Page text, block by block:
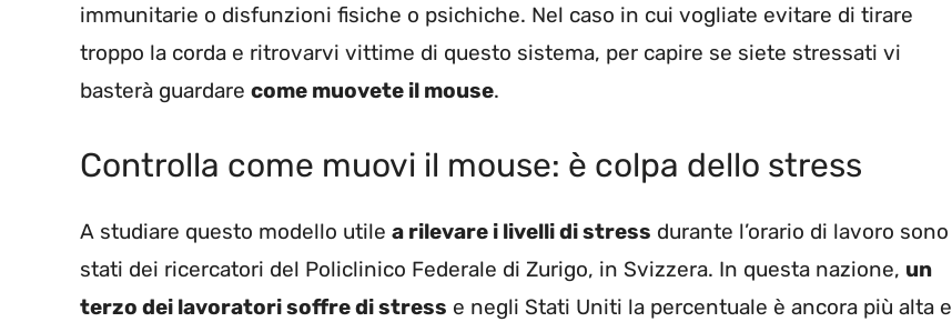
immunitarie o disfunzioni fisiche o psichiche. Nel caso in cui vogliate evitare di tirare
troppo la corda e ritrovarvi vittime di questo sistema, per capire se siete stressati vi
basterà guardare come muovete il mouse.
Controlla come muovi il mouse: è colpa dello stress
A studiare questo modello utile a rilevare i livelli di stress durante l’orario di lavoro sono
stati dei ricercatori del Policlinico Federale di Zurigo, in Svizzera. In questa nazione, un
terzo dei lavoratori soffre di stress e negli Stati Uniti la percentuale è ancora più alta e